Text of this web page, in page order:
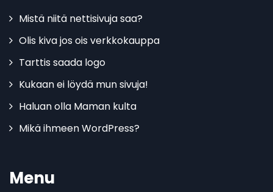
Mistä niitä nettisivuja saa?
Olis kiva jos ois verkkokauppa
Tarttis saada logo
Kukaan ei löydä mun sivuja!
Haluan olla Maman kulta
Mikä ihmeen WordPress?
Menu